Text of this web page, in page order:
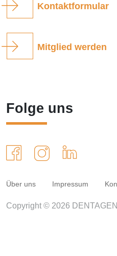
Kontaktformular
Mitglied werden
Folge uns
Über uns Impressum
Copyright © 2026